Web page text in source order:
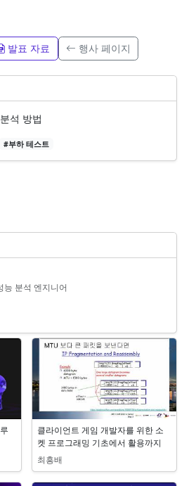
발표 자료 행사 페이지
석 방법
#부하 테스트
능 분석 엔지니어
클라이언트 게임 개발자를 위한 소
켓 프로그래밍 기초에서 활용까지
최흥배